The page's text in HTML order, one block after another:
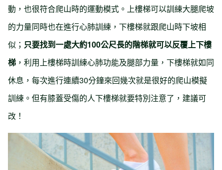
動，也很符合爬山時的運動模式。上樓梯可以訓練大腿爬坡
的力量同時也在進行心肺訓練，下樓梯就跟爬山時下坡相
似； 只要找到一處大約100公尺長的階梯就可以反覆上下樓
梯 ，利用上樓梯時訓練心肺功能及腿部力量，下樓梯就如同
休息，每次進行連續30分鐘來回幾次就是很好的爬山模擬
訓練。但有膝蓋受傷的人下樓梯就要特別注意了，建議可
改！